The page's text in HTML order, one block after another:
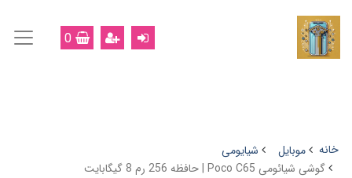
0
خانه موبایل
شیایومی
گوشی شیائومی Poco C65 | حافظه 256 رم 8 گیگابایت